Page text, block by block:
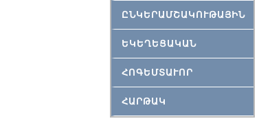
ԸՆԿԵՐԱՄՇԱԿՈՒԹԱՅԻՆ
ԵԿԵՂԵՑԱԿԱՆ
ՀՈԳԵՄՏԱՒՈՐ
ՀԱՐԹԱԿ